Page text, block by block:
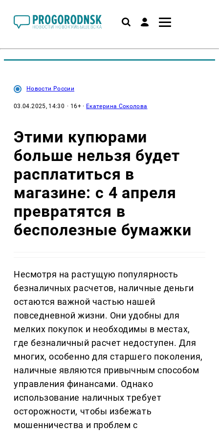
Новости России
03.04.2025, 14:30 · 16+ · Екатерина Соколова
Этими купюрами
больше нельзя будет
расплатиться в
магазине: с 4 апреля
превратятся в
бесполезные бумажки
Несмотря на растущую популярность
безналичных расчетов, наличные деньги
остаются важной частью нашей
повседневной жизни. Они удобны для
мелких покупок и необходимы в местах,
где безналичный расчет недоступен. Для
многих, особенно для старшего поколения,
наличные являются привычным способом
управления финансами. Однако
использование наличных требует
осторожности, чтобы избежать
мошенничества и проблем с